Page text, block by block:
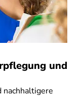
und
nachhaltigere